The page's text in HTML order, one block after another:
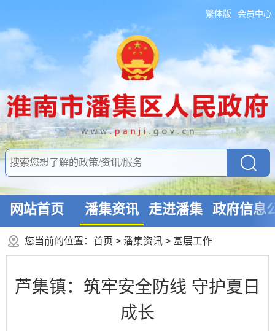
繁体版 会员中心
网站首页 潘集资讯 走进潘集 政府信息
您当前的位置： 首页 > 潘集资讯 > 基层工作
芦集镇：筑牢安全防线 守护夏日
成长